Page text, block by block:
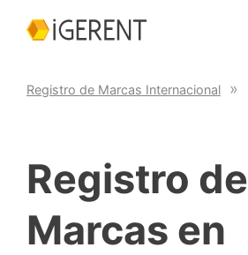
Registro de Marcas Internacional
Registro de
Marcas en